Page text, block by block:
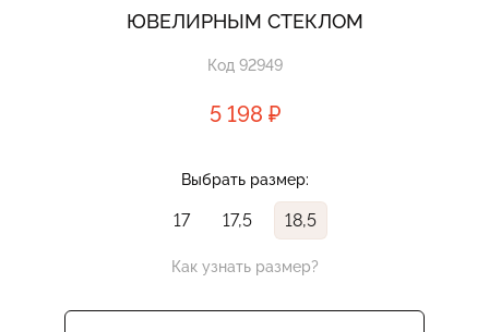
ЮВЕЛИРНЫМ СТЕКЛОМ
Код 92949
5 198 ₽
Выбрать размер:
17 17,5 18,5
Как узнать размер?